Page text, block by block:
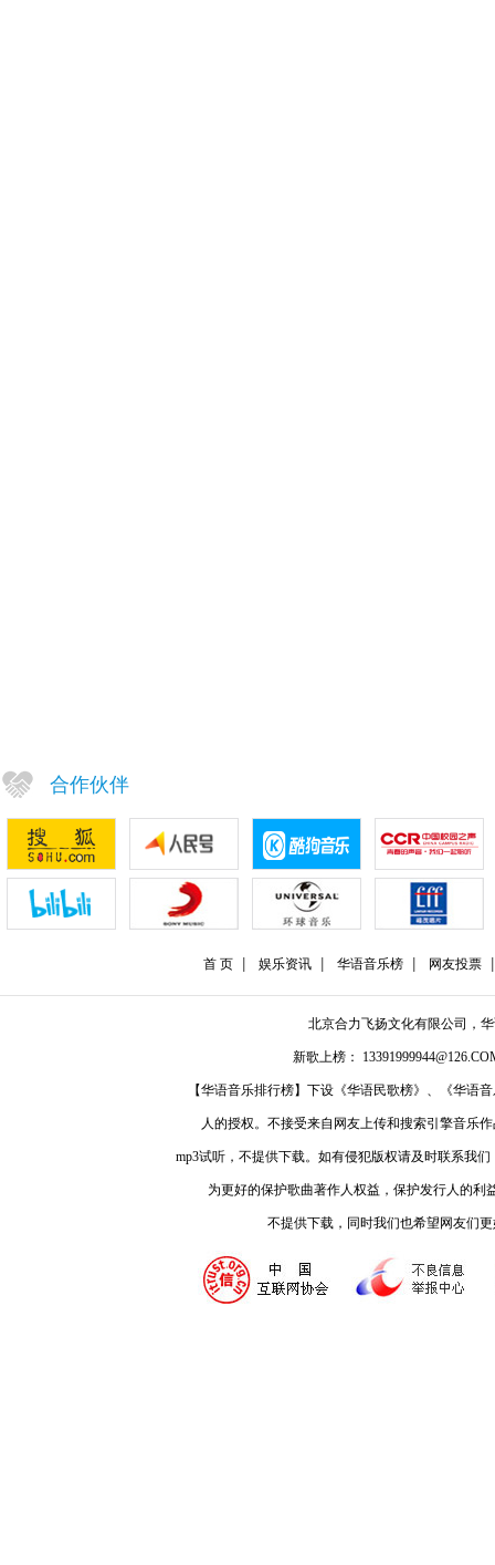
合作伙伴
首 页 娱乐资讯 华语音乐榜 网友投票
北京合力飞扬文化有限公司，
新歌上榜：
【华语音乐排行榜】下设《华语民歌榜》、《华语
人的授权。不接受来自网友上传和搜索引擎音乐
mp3试听，不提供下载。如有侵犯版权请及时联系我
为更好的保护歌曲著作人权益，保护发行人的
不提供下载，同时我们也希望网友们